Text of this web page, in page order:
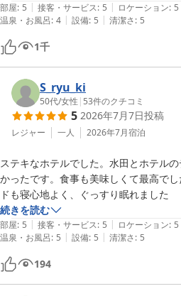
寛ぎました。
夕食は昨年と違い七品のコース料理にな
く、またお料理に合わせた三種のワイ
２時間ほどの食事になりましたが、ゆっ
た。
食後はほろ酔い気分のままSAKE　BAR
部屋へ．．．。夜の風景写真を撮るの
翌朝は月山を望むテラス席での朝食で
た。レストランでは私の拙い質問でも
敵なスタッフさんが説明に来てくれる
ランチを食べながら早めのチェックイ
間まで共有棟ライブラリーで読書をしな
す。GW後のこの時季が季節的にも最高
えて旬の食材を楽しむのも良いかもと感
SAKE　BARに！
部屋: 5 | 接客・サービス: 5 | ロケーション: 5
温泉・お風呂: 4 | 設備: 5 | 清潔さ: 5
1千
S_ryu_ki
50代/女性 | 53件のクチコミ
5 2026年7月7日投稿
レジャー 一人 2026年7月宿泊
ステキなホテルでした。水田とホテル
かったです。食事も美味しくて最高で
ドも寝心地よく、ぐっすり眠れました
続きを読む
部屋: 5 | 接客・サービス: 5 | ロケーション: 5
温泉・お風呂: 5 | 設備: 5 | 清潔さ: 5
194